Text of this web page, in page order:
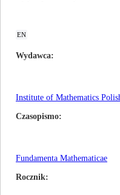
EN
Wydawca
Institute of Mathematics
Czasopismo
Fundamenta Mathematicae
Rocznik